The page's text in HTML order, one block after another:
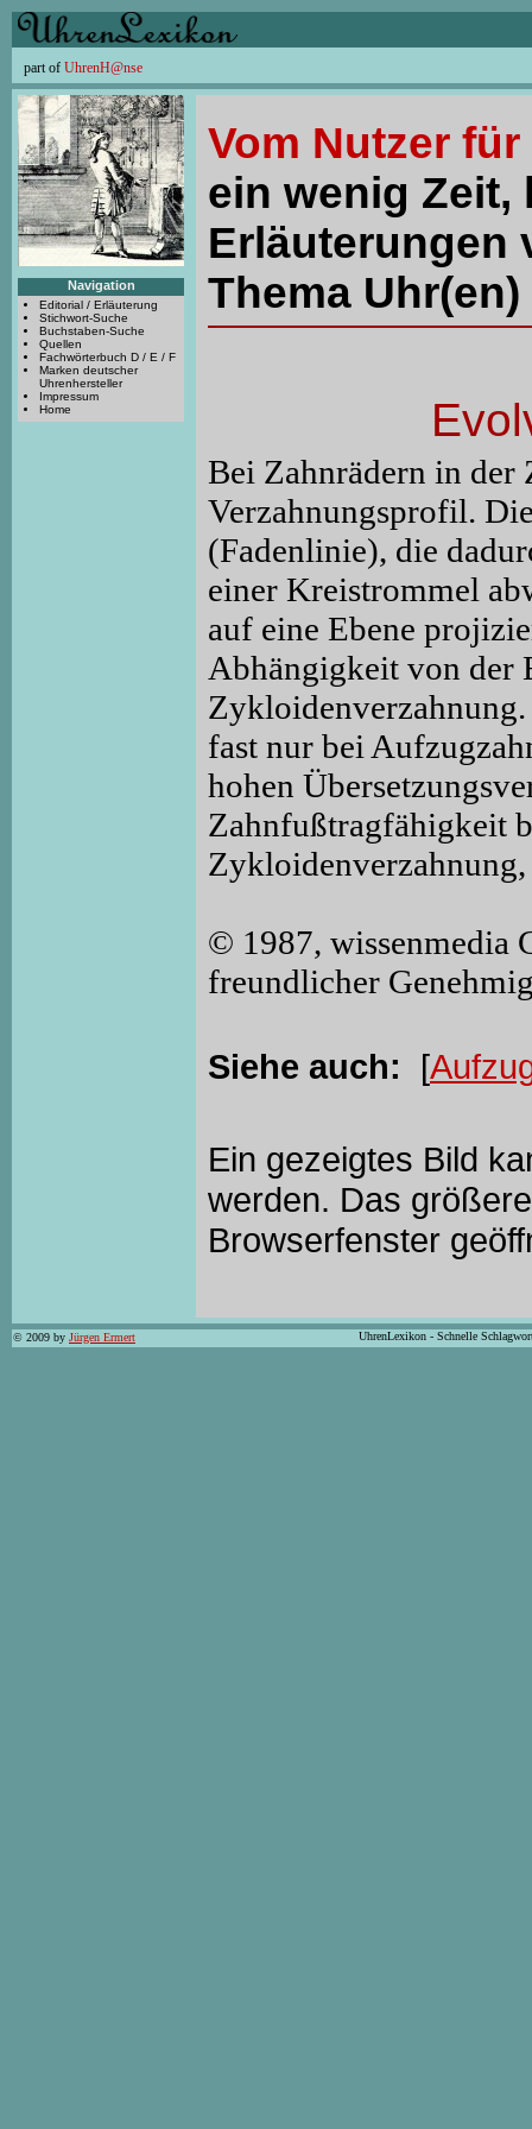
part of UhrenH@nse
Navigation
Editorial / Erläuterung
Stichwort-Suche
Buchstaben-Suche
Quellen
Fachwörterbuch D / E / F
Marken deutscher
Uhrenhersteller
Impressum
Home
Vom Nutzer
ein wenig Zeit,
Erläuterungen
Thema
Bei Zahnrädern in der
Verzahnungsprofil.
(Fadenlinie), die
einer Kreistrommel
auf eine Ebene
Abhängigkeit von der
fast nur bei
hohen
Zahnfußtragfähigkeit
© 1987, wissenmedia
freundlicher
Siehe auch: [
Ein gezeigtes Bild
werden. Das
Browserfenster
© 2009 by Jürgen Ermert UhrenLexikon - Schnelle